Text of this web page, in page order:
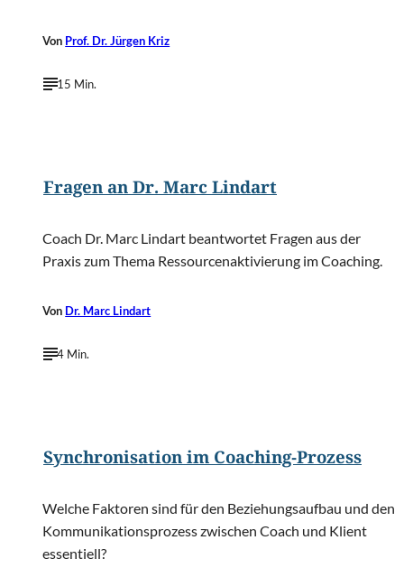
Von Prof. Dr. Jürgen Kriz
15 Min.
Fragen an Dr. Marc Lindart
Coach Dr. Marc Lindart beantwortet Fragen aus der
Praxis zum Thema Ressourcenaktivierung im Coaching.
Von Dr. Marc Lindart
4 Min.
Synchronisation im Coaching-Prozess
Welche Faktoren sind für den Beziehungsaufbau und den
Kommunikationsprozess zwischen Coach und Klient
essentiell?